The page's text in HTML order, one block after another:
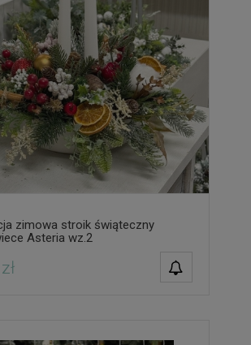
zimowa stroik świąteczny
Asteria wz.2